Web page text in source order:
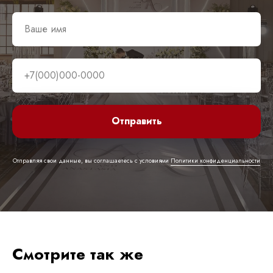
Отправить
Отправляя свои данные, вы соглашаетесь с условиями Политики конфиденциальности
Смотрите так же
Договор оферты
Политика обработки персональных данных
Разработка и техническая поддержка сайтов
2026 © Все права защищены